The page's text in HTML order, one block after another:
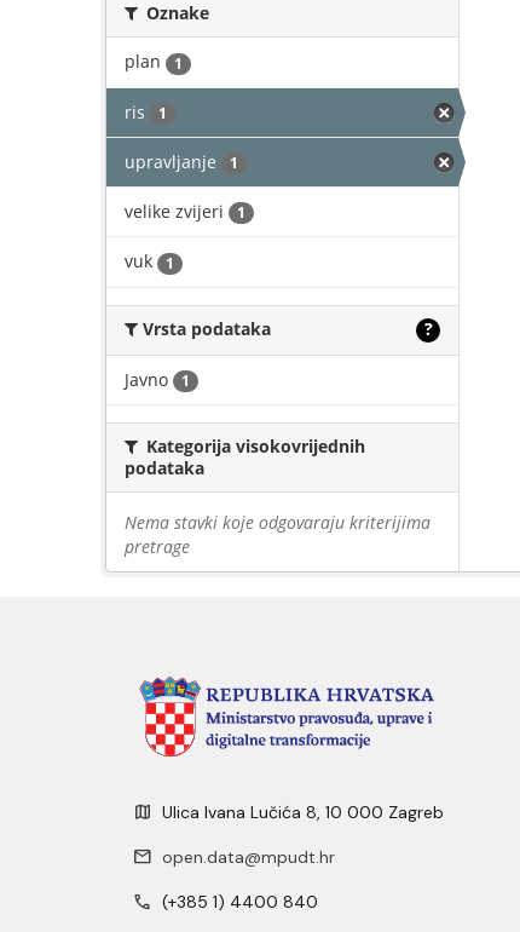
Oznake
plan 1
ris 1
upravljanje 1
velike zvijeri 1
vuk 1
Vrsta podataka ?
Javno 1
Kategorija visokovrijednih
podataka
Nema stavki koje odgovaraju kriterijima
pretrage